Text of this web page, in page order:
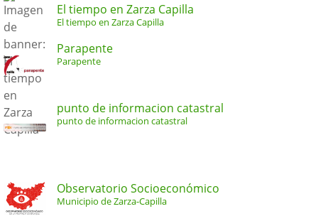
El tiempo en Zarza Capilla
El tiempo en Zarza Capilla
Parapente
Parapente
punto de informacion catastral
punto de informacion catastral
Observatorio Socioeconómico
Municipio de Zarza-Capilla